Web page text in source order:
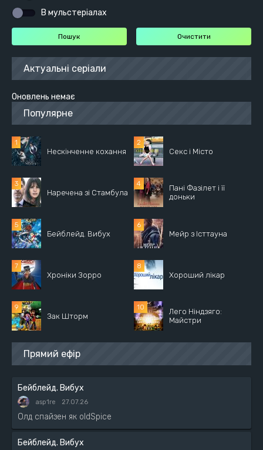
В мульстеріалах
Актуальні серіали
Оновлень немає
Популярне
Нескінченне кохання Секс і Місто
Наречена зі Стамбула
Пані Фазілет і її
доньки
Бейблейд. Вибух Мейр з Істтауна
Хроніки Зорро Хороший лікар
Зак Шторм
Лего Ніндзяго:
Майстри
Прямий ефір
Бейблейд. Вибух
asp1re 27.07.26
Олд спайзен як oldSpice
Бейблейд. Вибух